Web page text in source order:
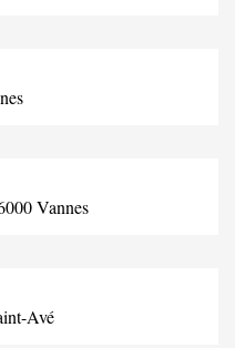
Vannes
Avé